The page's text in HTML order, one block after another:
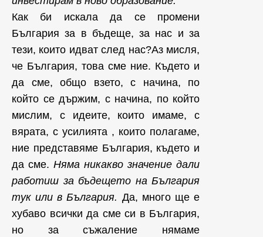
Как би искала да се промени
България за в бъдеще, за нас и за
тези, които идват след нас?Аз мисля,
че България, това сме ние. Където и
да сме, общо взето, с начина, по
който се държим, с начина, по който
мислим, с идеите, които имаме, с
вярата, с усилията , които полагаме,
ние представяме България, където и
да сме. Няма никакво значение дали
работиш за бъдещето на България
тук или в България. Да, мнoго ще е
хубаво всички да сме си в България,
но за съжаление нямаме